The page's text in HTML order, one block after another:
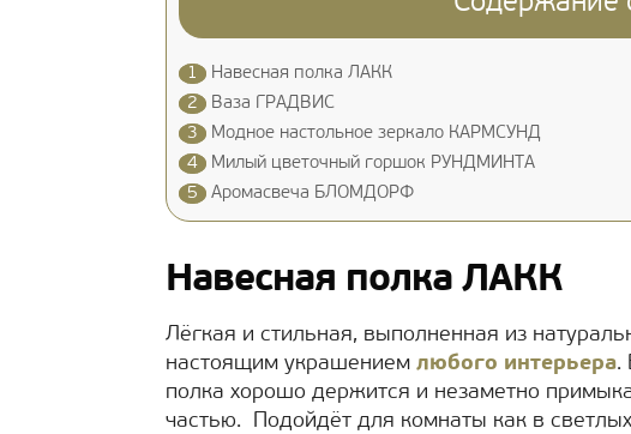
1
Навесная полка ЛАКК
2
Ваза ГРАДВИС
3
Модное настольное зеркало КАРМСУНД
4
Милый цветочный горшок РУНДМИНТА
5
Аромасвеча БЛОМДОРФ
Навесная полка ЛАКК
Лёгкая и стильная, выполненная из
настоящим украшением любого интерьера.
полка хорошо держится и незаметно
частью. Подойдёт для комнаты как в